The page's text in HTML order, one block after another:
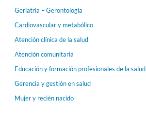
Geriatría – Gerontología
Cardiovascular y metabólico
Atención clínica de la salud
Atención comunitaria
Educación y formación profesionales de la salud
Gerencia y gestión en salud
Mujer y recién nacido